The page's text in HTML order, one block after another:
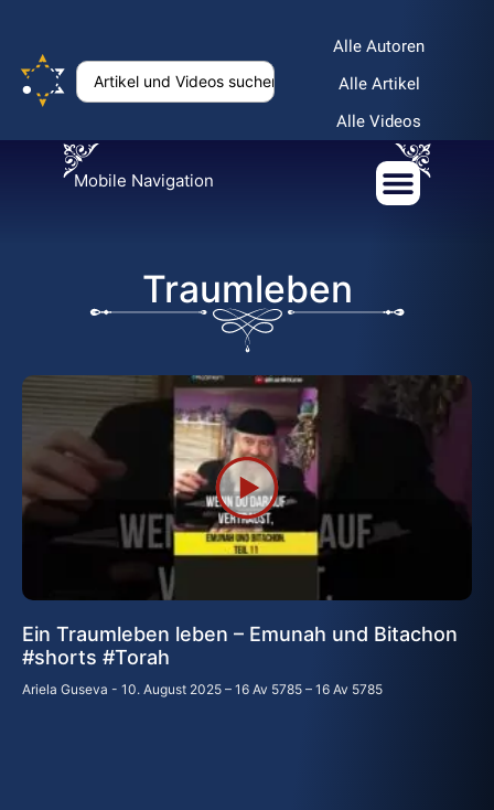
Alle Autoren
Alle Artikel
Alle Videos
Mobile Navigation
Traumleben
Ein Traumleben leben – Emunah und Bitachon
#shorts #Torah
Ariela Guseva 10. August 2025 – 16 Av 5785 – 16 Av 5785